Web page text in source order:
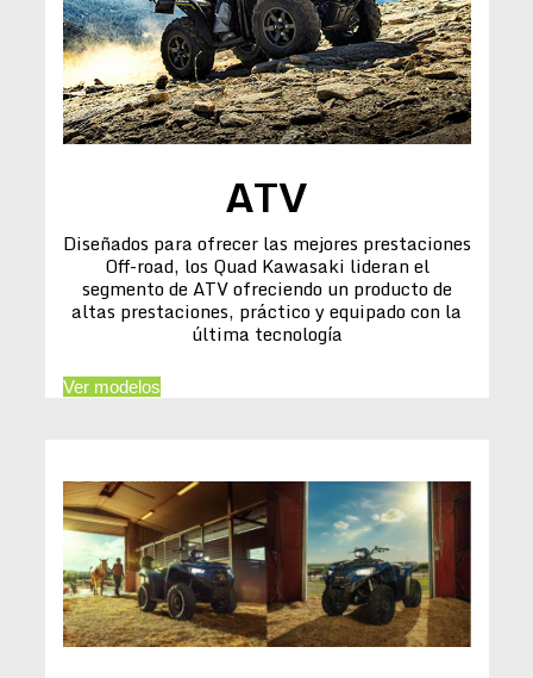
ATV
Diseñados para ofrecer las mejores prestaciones
Off-road, los Quad Kawasaki lideran el
segmento de ATV ofreciendo un producto de
altas prestaciones, práctico y equipado con la
última tecnología
Ver modelos